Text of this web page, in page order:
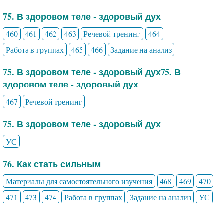
75. В здоровом теле - здоровый дух
460 461 462 463 Речевой тренинг
464
Работа в группах
465 466 Задание на анализ
75. В здоровом теле - здоровый дух75. В
здоровом теле - здоровый дух
467 Речевой тренинг
75. В здоровом теле - здоровый дух
УС
76. Как стать сильным
Материалы для самостоятельного изучения 468 469
470
471
473 474 Работа в группах Задание на анализ
УС